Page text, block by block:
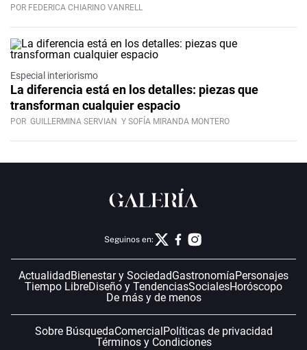
POR FEDERICA CHIARINO VANRELL
Especial interiorismo
La diferencia está en los detalles: piezas que
transforman cualquier espacio
POR GUILLERMINA SERVIAN Y SOFÍA MIRANDA MONTERO
Seguinos en:
Actualidad Bienestar y SociedadGastronomíaPersonajes
Tiempo LibreDiseño y TendenciasSocialesHoróscopo
De más y de menos
Sobre BúsquedaComercial Políticas de privacidad
Términos y Condiciones